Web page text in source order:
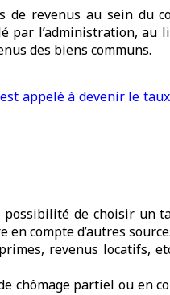
de revenus au sein
par l’administration,
des biens communs.
appelé à devenir le
possibilité de choisir un
compte d’autres
revenus locatifs,
chômage partiel ou en